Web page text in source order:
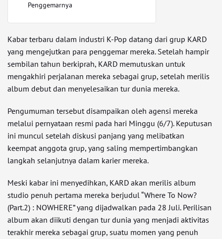
Penggemarnya
Kabar terbaru dalam industri K-Pop datang dari grup KARD
yang mengejutkan para penggemar mereka. Setelah hampir
sembilan tahun berkiprah, KARD memutuskan untuk
mengakhiri perjalanan mereka sebagai grup, setelah merilis
album debut dan menyelesaikan tur dunia mereka.
Pengumuman tersebut disampaikan oleh agensi mereka
melalui pernyataan resmi pada hari Minggu (6/7). Keputusan
ini muncul setelah diskusi panjang yang melibatkan
keempat anggota grup, yang saling mempertimbangkan
langkah selanjutnya dalam karier mereka.
Meski kabar ini menyedihkan, KARD akan merilis album
studio penuh pertama mereka berjudul “Where To Now?
(Part.2) : NOWHERE” yang dijadwalkan pada 28 Juli. Perilisan
album akan diikuti dengan tur dunia yang menjadi aktivitas
terakhir mereka sebagai grup, suatu momen yang penuh